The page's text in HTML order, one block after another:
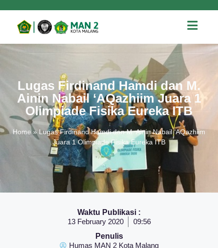
Lugas Firdinand Hamdi dan M.
Ainin Nabail ‘AQazhiim Juara 1
Olimpiade Fisika Eureka ITB
Home» Lugas Firdinand Hamdi dan M. Ainin Nabail ‘AQazhiim
Juara 1 Olimpiade Fisika Eureka ITB
Waktu Publikasi :
13 February 2020
09:56
Penulis
Humas MAN 2 Kota Malang